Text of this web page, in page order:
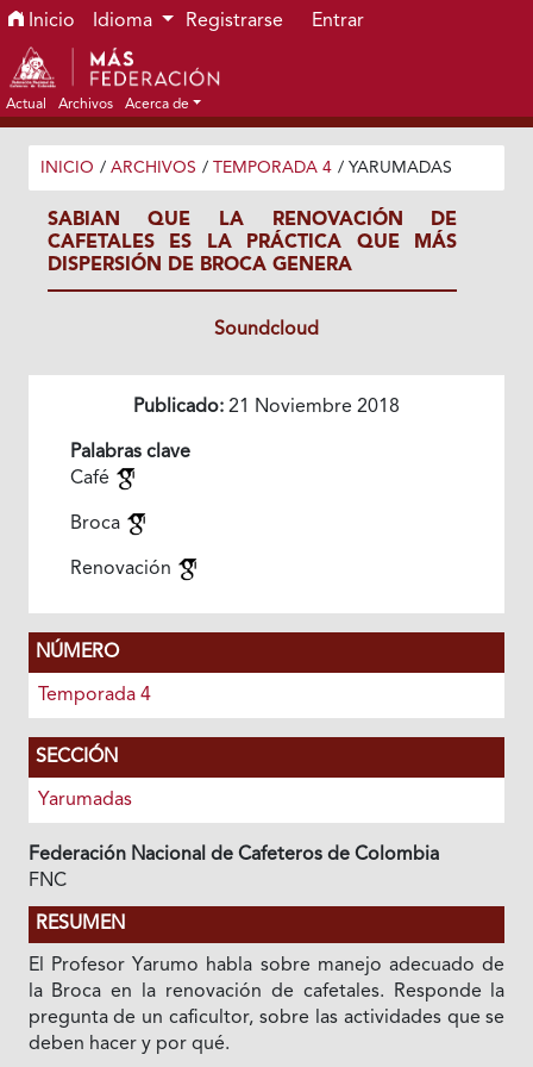
Ir al menú de navegación principal
Ir al contenido principal
Ir al pie de página del sitio
Inicio Idioma Registrarse Entrar
Actual Archivos Acerca de
INICIO / ARCHIVOS / TEMPORADA 4 / YARUMADAS
SABIAN QUE LA RENOVACIÓN DE
CAFETALES ES LA PRÁCTICA QUE MÁS
DISPERSIÓN DE BROCA GENERA
Soundcloud
Publicado: 21 Noviembre 2018
Palabras clave
Café
Broca
Renovación
NÚMERO
Temporada 4
SECCIÓN
Yarumadas
Federación Nacional de Cafeteros de Colombia
FNC
RESUMEN
El Profesor Yarumo habla sobre manejo adecuado de
la Broca en la renovación de cafetales. Responde la
pregunta de un caficultor, sobre las actividades que se
deben hacer y por qué.